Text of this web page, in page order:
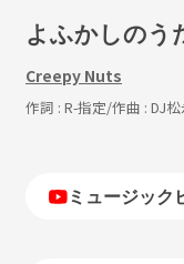
よふかしのう
Creepy Nuts
作詞 : R-指定/作曲 : DJ松
ミュージック